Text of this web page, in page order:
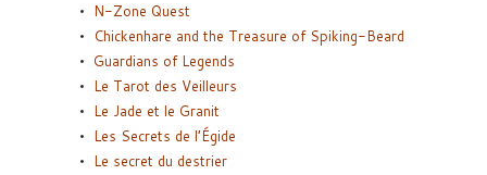
N-Zone Quest
Chickenhare and the Treasure of Spiking-Beard
Guardians of Legends
Le Tarot des Veilleurs
Le Jade et le Granit
Les Secrets de l’Égide
Le secret du destrier